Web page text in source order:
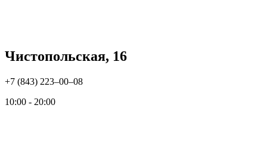
Чистопольская, 16
+7 (843) 223‒00‒08
10:00 - 20:00